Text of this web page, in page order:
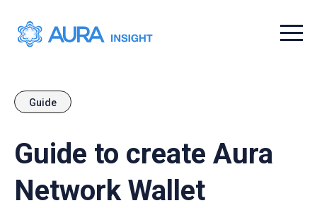
Menu
Guide
Guide to create Aura
Network Wallet